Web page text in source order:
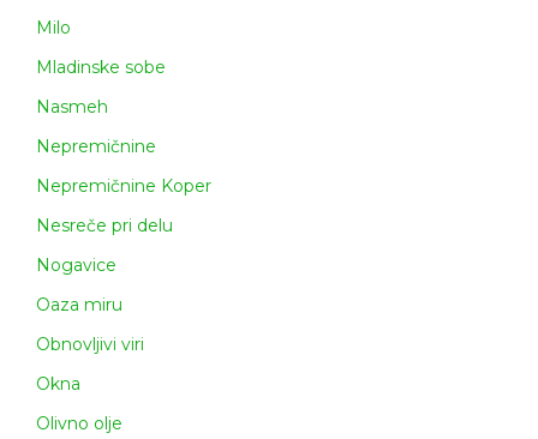
Milo
Mladinske sobe
Nasmeh
Nepremičnine
Nepremičnine Koper
Nesreče pri delu
Nogavice
Oaza miru
Obnovljivi viri
Okna
Olivno olje